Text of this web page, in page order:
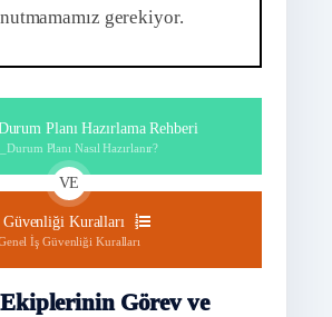
gerekiyor.
Planı Hazırlama Rehberi
Planı Nasıl Hazırlanır?
VE
Güvenliği Kuralları
İş Güvenliği Kuralları
Görev ve